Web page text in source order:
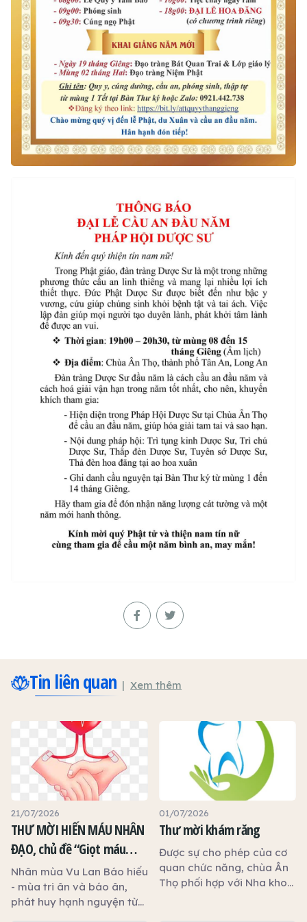
Tin liên quan Xem thêm
21/07/2026
THƯ MỜI HIẾN MÁU NHÂN
ĐẠO, chủ đề “Giọt máu
hiếu thảo - mùa Vu lan”
Nhân mùa Vu Lan Báo hiếu
- mùa tri ân và báo ân,
phát huy hạnh nguyện từ
01/07/2026
Thư mời khám răng
Được sự cho phép của cơ
quan chức năng, chùa Ân
Thọ phối hợp với Nha khoa